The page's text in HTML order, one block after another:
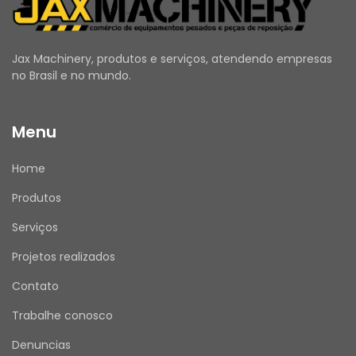
profissional qualificado, seguindo as
orientações do fabricante.
peça 199-7819:
150, 16M3, 14M, 12M 3 AWD, 14M-3, 14M3, 160M 3
AWD, 120 GC, 16H NA, 140M 2, 140, 14H NA, 160,
160M 2, 14H, 16H, 120M 2, 160M, 16G
Utilize o campo de Perguntas e Respostas
para esclarecer todas as suas dúvidas.
Jax Machinery, produtos e serviços, atendendo empresas
no Brasil e no mundo.
Menu
Home
Produtos
Serviços
Projetos realizados
Contato
Trabalhe conosco
Denuncias